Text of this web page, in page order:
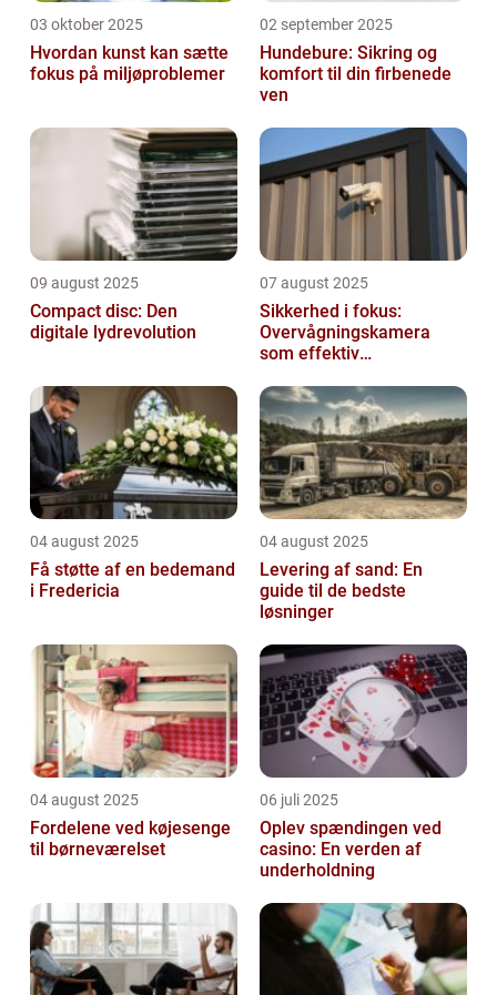
03 oktober 2025
Hvordan kunst kan sætte
fokus på miljøproblemer
02 september 2025
Hundebure: Sikring og
komfort til din firbenede
ven
09 august 2025
Compact disc: Den
digitale lydrevolution
07 august 2025
Sikkerhed i fokus:
Overvågningskamera
som effektiv
04 august 2025
Få støtte af en bedemand
i Fredericia
04 august 2025
Levering af sand: En
guide til de bedste
løsninger
04 august 2025
Fordelene ved køjesenge
til børneværelset
06 juli 2025
Oplev spændingen ved
casino: En verden af
underholdning